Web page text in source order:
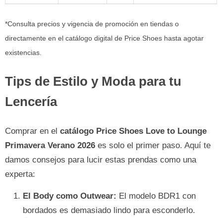
*Consulta precios y vigencia de promoción en tiendas o
directamente en el catálogo digital de Price Shoes hasta agotar
existencias.
Tips de Estilo y Moda para tu
Lencería
Comprar en el catálogo Price Shoes Love to Lounge
Primavera Verano 2026 es solo el primer paso. Aquí te
damos consejos para lucir estas prendas como una
experta:
El Body como Outwear: El modelo BDR1 con
bordados es demasiado lindo para esconderlo.